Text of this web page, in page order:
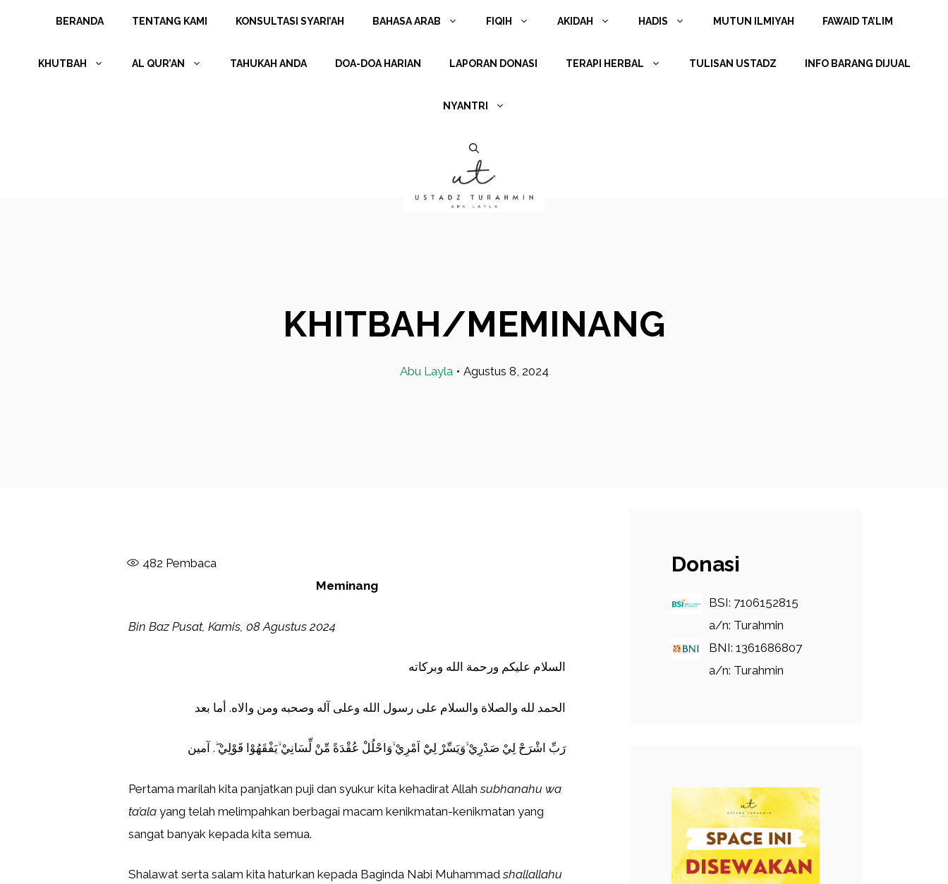
BERANDA TENTANG KAMI KONSULTASI SYARI’AH BAHASA ARAB FIQIH AKIDAH HADIS MUTUN ILMIYAH FAWAID TA’LIM
KHUTBAH AL QUR’AN TAHUKAH ANDA DOA-DOA HARIAN LAPORAN DONASI TERAPI HERBAL TULISAN USTADZ INFO BARANG DIJUAL
NYANTRI
KHITBAH/MEMINANG
Abu Layla • Agustus 8, 2024
482 Pembaca
Meminang
Bin Baz Pusat, Kamis, 08 Agustus 2024
السلام عليكم ورحمة الله وبركاته
الحمد لله والصلاة والسلام على رسول الله وعلى آله وصحبه ومن والاه. أما بعد
رَبِّ اشْرَحْ لِيْ صَدْرِيْ ۙوَيَسِّرْ لِيْٓ اَمْرِيْ ۙوَاحْلُلْ عُقْدَةً مِّنْ لِّسَانِيْ ۙيَفْقَهُوْا قَوْلِيْ ۖ. آمين
Pertama marilah kita panjatkan puji dan syukur kita kehadirat Allahsubhanahu wa
ta’ala yang telah melimpahkan berbagai macam kenikmatan-kenikmatan yang
sangat banyak kepada kita semua.
Shalawat serta salam kita haturkan kepada Baginda Nabi Muhammadshallallahu
Donasi
BSI: 7106152815
a/n: Turahmin
BNI: 1361686807
a/n: Turahmin